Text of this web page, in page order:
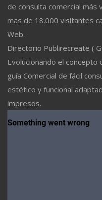
de consulta comercial más
mas de 18.000 visitantes
Web.
Directorio Publirecreate (
Evolucionando el concepto
guía Comercial de fácil
estético y funcional
impresos.